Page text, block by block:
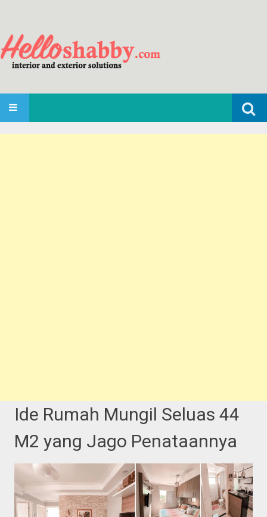
Search
for:
SKIP TO CONTENT
Ide Rumah Mungil Seluas 44
M2 yang Jago Penataannya